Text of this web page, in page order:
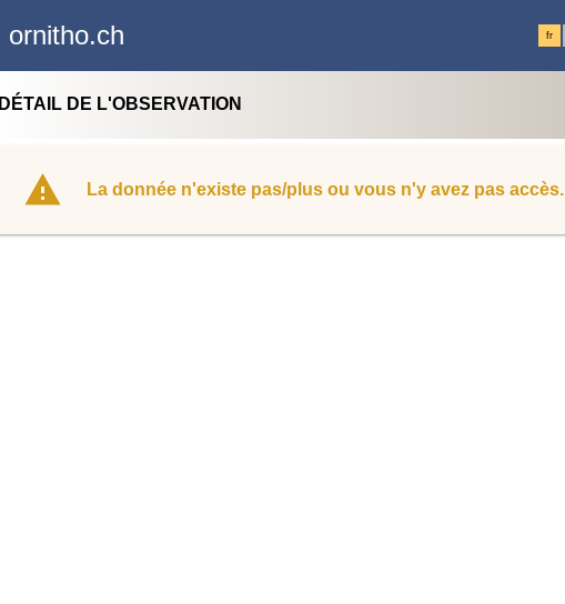
ornitho.ch fr
DÉTAIL DE L'OBSERVATION
La donnée n'existe pas/plus ou vous n'y avez pas accès.